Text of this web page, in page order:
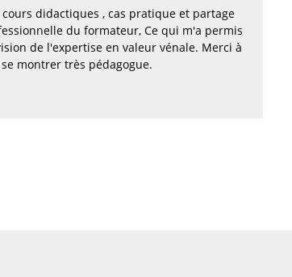
didactiques , cas pratique et partage
du formateur, Ce qui m'a permis
de l'expertise en valeur vénale. Merci à
montrer très pédagogue.